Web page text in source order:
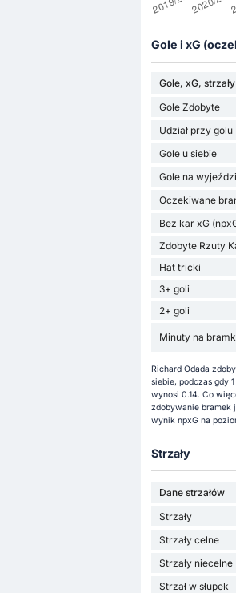
Gole i xG
Gole, xG, strzały
Gole Zdobyte
Udział przy golu
Gole u siebie
Gole na
Oczekiwane
Bez kar xG
Zdobyte Rzuty
Hat tricki
3+ goli
2+ goli
Minuty na
Richard Odada
siebie, podczas gdy
wynosi 0.14. Co
zdobywanie bramek
wynik npxG na
Strzały
Dane strzałów
Strzały
Strzały celne
Strzały niecelne
Strzał w słupek